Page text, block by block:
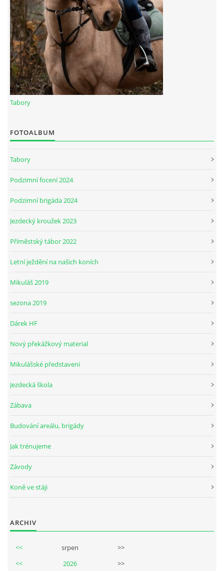
DĚKUJEME MĚSTU RYCHVALD ZA DOTACI V ROCE 2023
NABÍZÍME BRIGÁDU U NÁS VE STÁJI. PRO BLIŽŠÍ INFO
VOLEJTE 604265192
DĚKUJEME ZA PODPORU ČESKÉ UNIÍ SPORTU
PÁTEČNÍ KROUŽEK " ŠKOLA JEZDECTVÍ " BUDE ZAHÁJEN
ČLENOVÉ JK CABALLERO Z RYCHVALDU
PODZIMNÍ BRIGÁDA 4.10.2025
Tabory
FOTOALBUM
Tabory
Podzimní focení 2024
Podzimní brigáda 2024
Jezdecký kroužek 2023
Příměstský tábor 2022
Letní ježdění na našich koních
Mikuláš 2019
sezona 2019
Dárek HF
Nový překážkový material
Mikulášské představení
Jezdecká škola
Zábava
Budování areálu, brigády
Jak trénujeme
Závody
Koně ve stáji
ARCHIV
<< srpen
>>
<<
2026 >>